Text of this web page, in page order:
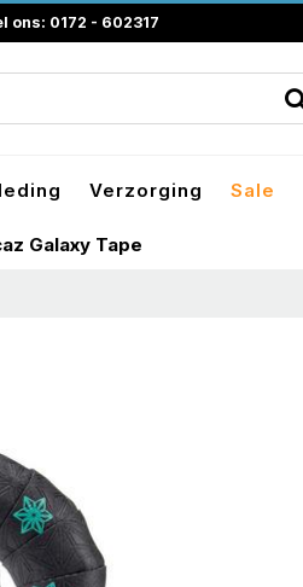
ons: 0172 - 602317
Verzorging Sale
Galaxy Tape